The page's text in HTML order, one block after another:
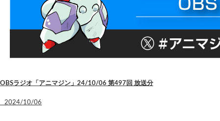
OBSラジオ「アニマジン」24/10/06 第497回 放送分
2024/10/06